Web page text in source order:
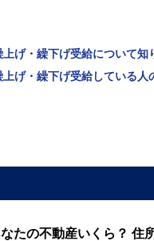
げ・繰下げ受給について知
げ・繰下げ受給している人
たの不動産いくら？ 住